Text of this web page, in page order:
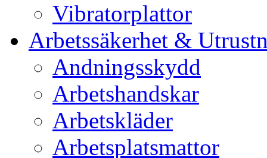
Vibratorplattor
Arbetssäkerhet &
Andningsskydd
Arbetshandskar
Arbetskläder
Arbetsplatsmattor